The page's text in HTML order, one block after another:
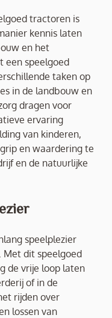
tractoren is
kennis laten
en het
een speelgoed
taken op
in de landbouw en
dragen voor
ervaring
van kinderen,
en waardering te
en de natuurlijke
speelplezier
Met dit speelgoed
de vrije loop laten
of in de
rijden over
lossen van